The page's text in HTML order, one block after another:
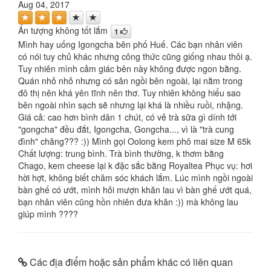
Aug 04, 2017
Ấn tượng không tốt lắm 1
Mình hay uống Igongcha bên phố Huế. Các bạn nhân viên
có nói tuy chủ khác nhưng công thức cũng giống nhau thôi ạ.
Tuy nhiên mình cảm giác bên này không được ngon bằng.
Quán nhỏ nhỏ nhưng có sân ngồi bên ngoài, lại nằm trong
đô thị nên khá yên tĩnh nên thơ. Tuy nhiên không hiểu sao
bên ngoài nhìn sạch sẽ nhưng lại khá là nhiều ruồi, nhặng.
Giá cả: cao hơn bình dân 1 chút, có vẻ trà sữa gì dính tới
"gongcha" đều đắt, Igongcha, Gongcha..., vì là "trà cung
đình" chăng??? :)) Mình gọi Oolong kem phô mai size M 65k
Chất lượng: trung bình. Trà bình thường, k thơm bằng
Chago, kem cheese lại k đặc sắc bằng Royaltea Phục vụ: hơi
hời hợt, không biết chăm sóc khách lắm. Lúc mình ngồi ngoài
bàn ghế có ướt, mình hỏi mượn khăn lau vì bàn ghế ướt quá,
bạn nhân viên cũng hồn nhiên đưa khăn :)) mà không lau
giúp mình ????
Các địa điểm hoặc sản phẩm khác có liên quan